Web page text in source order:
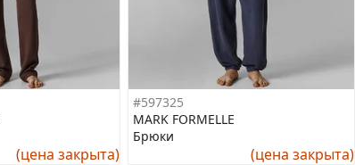
(цена закрыта)
#597325
MARK FORMELLE
Брюки
(цена закрыта)